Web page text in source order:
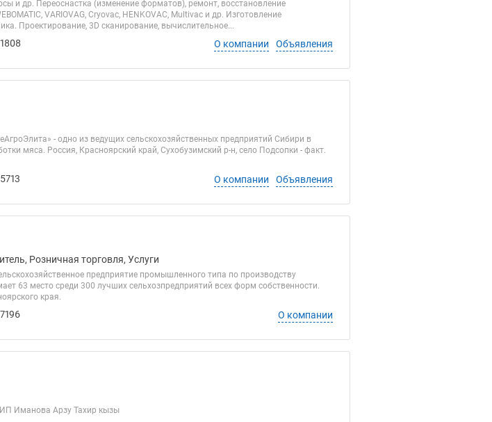
и др. Переоснастка (изменение форматов), ремонт, восстановление
VARIOVAG, Cryovac, HENKOVAC, Multivac и др. Изготовление
Проектирование, 3D сканирование, вычислительное...
О компании Объявления
- одно из ведущих сельскохозяйственных предприятий Сибири в
мяса. Россия, Красноярский край, Сухобузимский р-н, село Подсопки - факт.
О компании Объявления
Розничная торговля, Услуги
предприятие промышленного типа по производству
63 место среди 300 лучших сельхозпредприятий всех форм собственности.
края.
О компании
Иманова Арзу Тахир кызы